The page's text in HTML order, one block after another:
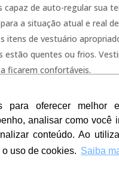
para oferecer melhor
analisar como você
conteúdo. Ao
uso de cookies. Saiba
para oferecer melhor
analisar como você
conteúdo. Ao
uso de cookies. Saiba
capaz de auto-regular sua
a situação atual e real
itens de vestuário
estão quentes ou frios.
ficarem confortáveis.
mais fácil de usar e não
de raspar sua barba
e se você é um cuidador
Auxiliar na
e certifique-se que